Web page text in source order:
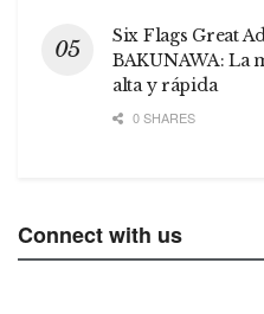
Six Flags Great
BAKUNAWA: La
alta y rápida
0 SHARES
Connect with us